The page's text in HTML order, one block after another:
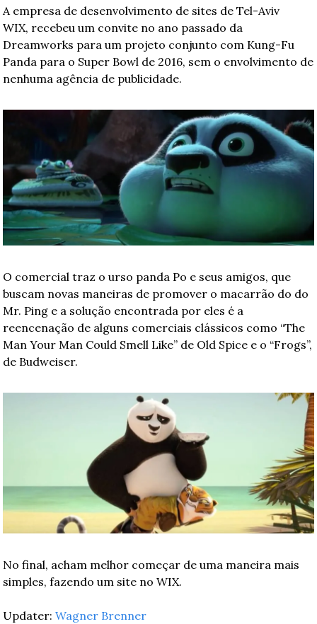
A empresa de desenvolvimento de sites de Tel-Aviv
WIX, recebeu um convite no ano passado da
Dreamworks para um projeto conjunto com Kung-Fu
Panda para o Super Bowl de 2016, sem o envolvimento de
nenhuma agência de publicidade.
O comercial traz o urso panda Po e seus amigos, que
buscam novas maneiras de promover o macarrão do do
Mr. Ping e a solução encontrada por eles é a
reencenação de alguns comerciais clássicos como “The
Man Your Man Could Smell Like” de Old Spice e o “Frogs”,
de Budweiser.
No final, acham melhor começar de uma maneira mais
simples, fazendo um site no WIX.
Updater: Wagner Brenner